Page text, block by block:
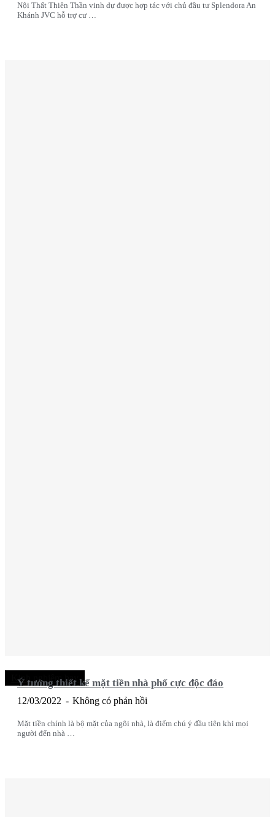
Nội Thất Thiên Thần vinh dự được hợp tác với chủ đầu tư Splendora An
Khánh JVC hỗ trợ cư …
Kinh nghiệm hay
Ý tưởng thiết kế mặt tiền nhà phố cực độc đáo
12/03/2022 Không có phản hồi
Mặt tiền chính là bộ mặt của ngôi nhà, là điểm chú ý đầu tiên khi mọi
người đến nhà …